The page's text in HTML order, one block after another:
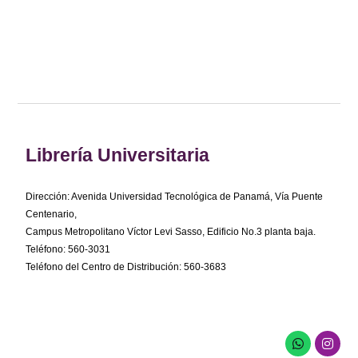
Librería Universitaria
Dirección: Avenida Universidad Tecnológica de Panamá, Vía Puente
Centenario,
Campus Metropolitano Víctor Levi Sasso, Edificio No.3 planta baja.
Teléfono: 560-3031
Teléfono del Centro de Distribución: 560-3683
W
h
I
n